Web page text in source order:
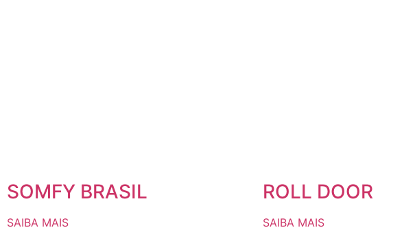
SOMFY BRASIL
SAIBA MAIS
ROLL DOOR
SAIBA MAIS